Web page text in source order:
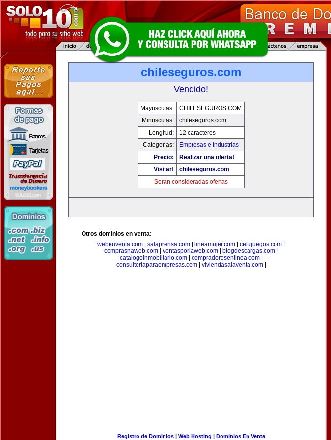
chileseguros.com
Vendido!
Mayusculas:
CHILESEGUROS.COM
Minusculas:
chileseguros.com
Longitud:
12 caracteres
Categorias:
Empresas e Industrias
Precio:
Realizar una oferta!
Visitar!
chileseguros.com
Serán consideradas ofertas
Otros dominios en venta:
webenventa.com
salaprensa.com lineamujer.com celujuegos.com
comprasnaweb.com
ventasporlaweb.com blogdescargas.com
catalogoinmobiliario.com| compradoresenlinea.com|
consultoriaparaempresas.com| viviendasalaventa.com|
Registro de Dominios| Web Hosting | Dominios En Venta